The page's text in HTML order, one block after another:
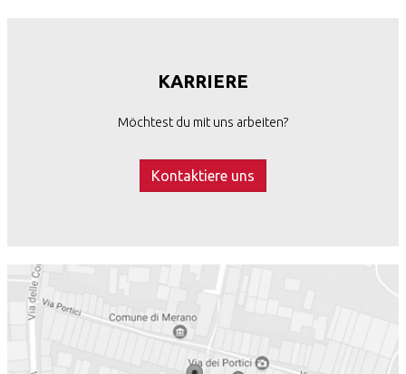
KARRIERE
Möchtest du mit uns arbeiten?
Kontaktiere uns